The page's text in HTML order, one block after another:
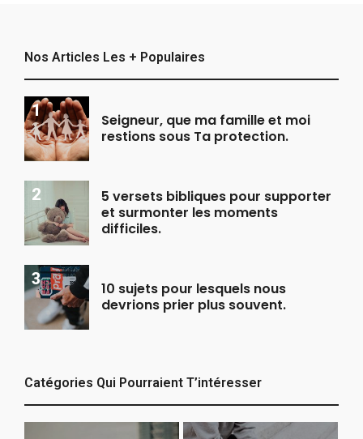
Nos Articles Les + Populaires
Seigneur, que ma famille et moi
restions sous Ta protection.
5 versets bibliques pour supporter
et surmonter les moments
difficiles.
10 sujets pour lesquels nous
devrions prier plus souvent.
Catégories Qui Pourraient T’intéresser